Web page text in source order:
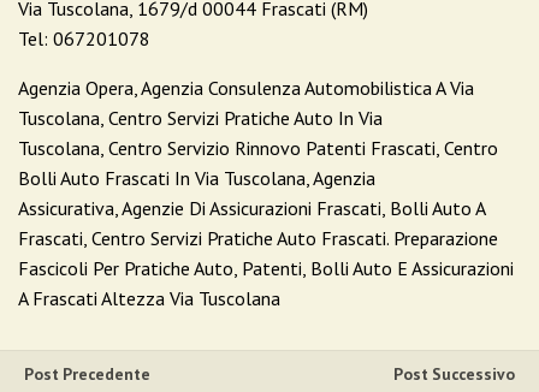
Via Tuscolana, 1679/d 00044 Frascati (RM)
Tel: 067201078
Agenzia Opera, Agenzia Consulenza Automobilistica A Via
Tuscolana, Centro Servizi Pratiche Auto In Via
Tuscolana, Centro Servizio Rinnovo Patenti Frascati, Centro
Bolli Auto Frascati In Via Tuscolana, Agenzia
Assicurativa, Agenzie Di Assicurazioni Frascati, Bolli Auto A
Frascati, Centro Servizi Pratiche Auto Frascati. Preparazione
Fascicoli Per Pratiche Auto, Patenti, Bolli Auto E Assicurazioni
A Frascati Altezza Via Tuscolana
Post Precedente
Post Successivo